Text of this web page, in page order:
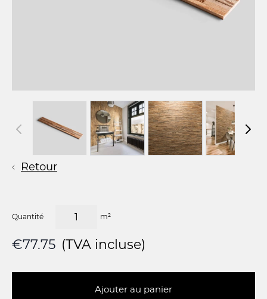
Retour
Quantité m²
€77.75 (TVA incluse)
Ajouter au panier